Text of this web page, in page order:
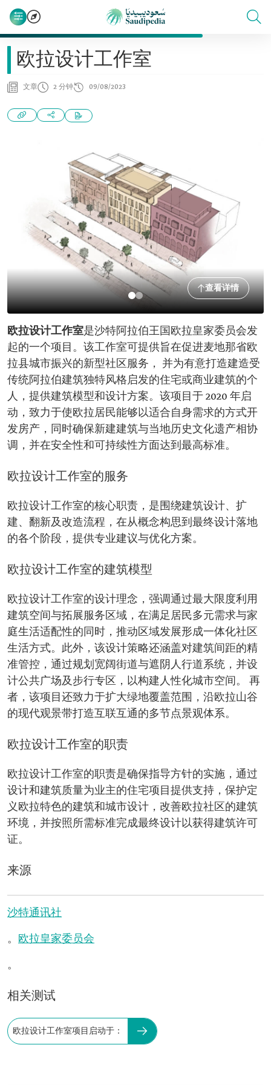
欧拉设计工作室
文章 2 分钟 09/08/2023
查看详情
欧拉设计工作室是沙特阿拉伯王国欧拉皇家委员会发
起的一个项目。该工作室可提供旨在促进麦地那省欧
拉县城市振兴的新型社区服务， 并为有意打造建造受
传统阿拉伯建筑独特风格启发的住宅或商业建筑的个
人，提供建筑模型和设计方案。该项目于 2020 年启
动，致力于使欧拉居民能够以适合自身需求的方式开
发房产，同时确保新建建筑与当地历史文化遗产相协
调，并在安全性和可持续性方面达到最高标准。
欧拉设计工作室的服务
欧拉设计工作室的核心职责，是围绕建筑设计、扩
建、翻新及改造流程，在从概念构思到最终设计落地
的各个阶段，提供专业建议与优化方案。
欧拉设计工作室的建筑模型
欧拉设计工作室的设计理念，强调通过最大限度利用
建筑空间与拓展服务区域，在满足居民多元需求与家
庭生活适配性的同时，推动区域发展形成一体化社区
生活方式。此外，该设计策略还涵盖对建筑间距的精
准管控，通过规划宽阔街道与遮阴人行道系统，并设
计公共广场及步行专区，以构建人性化城市空间。 再
者，该项目还致力于扩大绿地覆盖范围，沿欧拉山谷
的现代观景带打造互联互通的多节点景观体系。
欧拉设计工作室的职责
欧拉设计工作室的职责是确保指导方针的实施，​通过
设计和建筑质量为业主的住宅项目提供支持，​保护定
义欧拉特色的建筑和城市设计，​改善欧拉社区的建筑
环境，并按照所需标准完成最终设计以获得建筑许可
证。
来源
沙特通讯社
。 欧拉皇家委员会
。
相关测试
欧拉设计工作室项目启动于：